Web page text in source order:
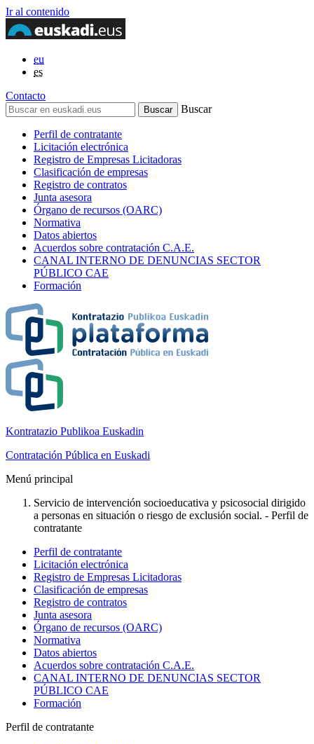
Ir al contenido
eu
es
Contacto
Buscar
Perfil de contratante
Licitación electrónica
Registro de Empresas Licitadoras
Clasificación de empresas
Registro de contratos
Junta asesora
Órgano de recursos (OARC)
Normativa
Datos abiertos
Acuerdos sobre contratación C.A.E.
CANAL INTERNO DE DENUNCIAS SECTOR
PÚBLICO CAE
Formación
Kontratazio Publikoa Euskadin
Contratación Pública en Euskadi
Menú principal
Servicio de intervención socioeducativa y psicosocial dirigido
a personas en situación o riesgo de exclusión social. - Perfil de
contratante
Perfil de contratante
Licitación electrónica
Registro de Empresas Licitadoras
Clasificación de empresas
Registro de contratos
Junta asesora
Órgano de recursos (OARC)
Normativa
Datos abiertos
Acuerdos sobre contratación C.A.E.
CANAL INTERNO DE DENUNCIAS SECTOR
PÚBLICO CAE
Formación
Perfil de contratante